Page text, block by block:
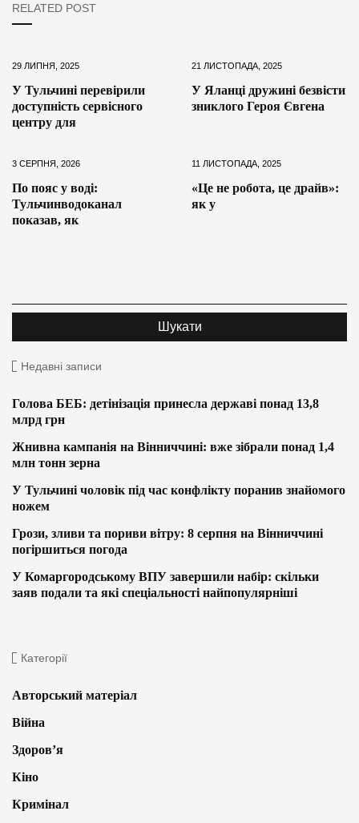
RELATED POST
29 ЛИПНЯ, 2025
У Тульчині перевірили
доступність сервісного
центру для
21 ЛИСТОПАДА, 2025
У Яланці дружині безвісти
зниклого Героя Євгена
3 СЕРПНЯ, 2026
По пояс у воді:
Тульчинводоканал
показав, як
11 ЛИСТОПАДА, 2025
«Це не робота, це драйв»:
як у
Недавні записи
Голова БЕБ: детінізація принесла державі понад 13,8
млрд грн
Жнивна кампанія на Вінниччині: вже зібрали понад 1,4
млн тонн зерна
У Тульчині чоловік під час конфлікту поранив знайомого
ножем
Грози, зливи та пориви вітру: 8 серпня на Вінниччині
погіршиться погода
У Комаргородському ВПУ завершили набір: скільки
заяв подали та які спеціальності найпопулярніші
Категорії
Авторський матеріал
Війна
Здоров’я
Кіно
Кримінал